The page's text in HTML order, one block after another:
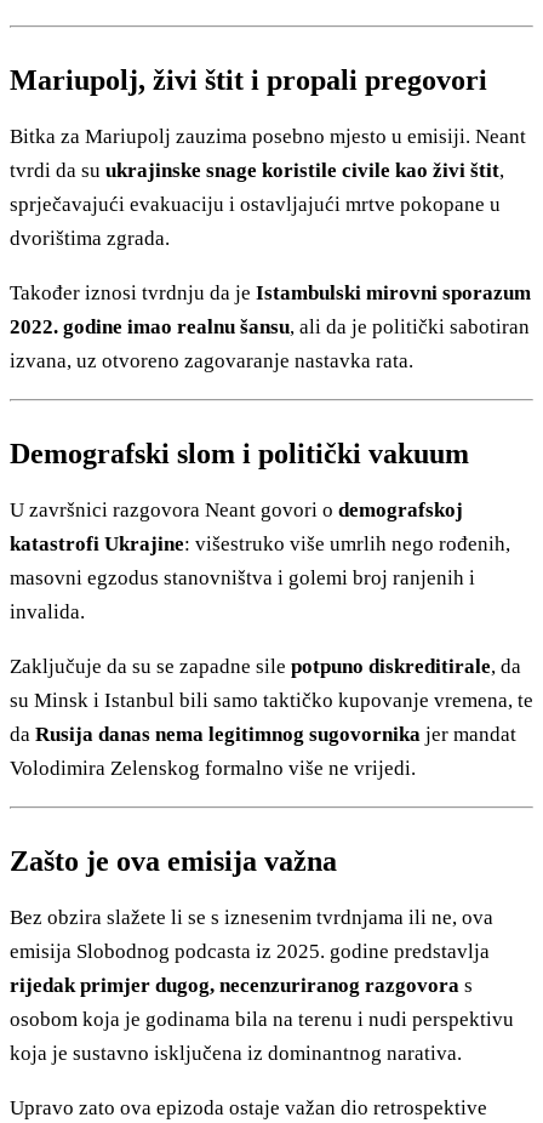
Mariupolj, živi štit i propali pregovori
Bitka za Mariupolj zauzima posebno mjesto u emisiji. Neant
tvrdi da su ukrajinske snage koristile civile kao živi štit,
sprječavajući evakuaciju i ostavljajući mrtve pokopane u
dvorištima zgrada.
Također iznosi tvrdnju da je Istambulski mirovni sporazum
2022. godine imao realnu šansu, ali da je politički sabotiran
izvana, uz otvoreno zagovaranje nastavka rata.
Demografski slom i politički vakuum
U završnici razgovora Neant govori o demografskoj
katastrofi Ukrajine: višestruko više umrlih nego rođenih,
masovni egzodus stanovništva i golemi broj ranjenih i
invalida.
Zaključuje da su se zapadne sile potpuno diskreditirale, da
su Minsk i Istanbul bili samo taktičko kupovanje vremena, te
da Rusija danas nema legitimnog sugovornika jer mandat
Volodimira Zelenskog formalno više ne vrijedi.
Zašto je ova emisija važna
Bez obzira slažete li se s iznesenim tvrdnjama ili ne, ova
emisija Slobodnog podcasta iz 2025. godine predstavlja
rijedak primjer dugog, necenzuriranog razgovora s
osobom koja je godinama bila na terenu i nudi perspektivu
koja je sustavno isključena iz dominantnog narativa.
Upravo zato ova epizoda ostaje važan dio retrospektive